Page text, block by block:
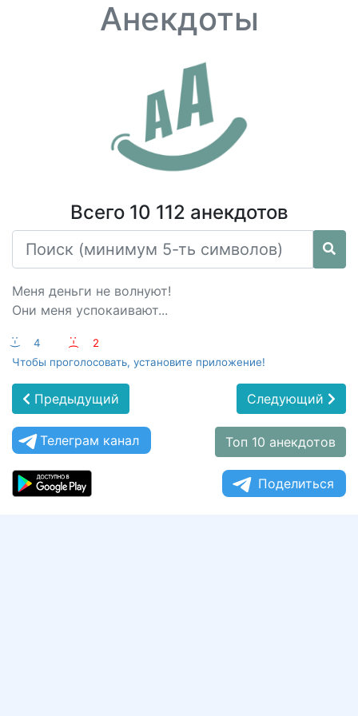
Анекдоты
Всего 10 112 анекдотов
Меня деньги не волнуют!
Они меня успокаивают...
:-) 4 :-(
2
Чтобы проголосовать, установите приложение!
Предыдущий Следующий
Телеграм канал Топ 10 анекдотов
Поделиться